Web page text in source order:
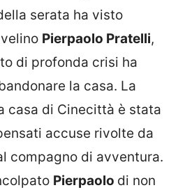
serata ha visto
Pierpaolo Pratelli,
di profonda crisi ha
la casa. La
casa di Cinecittà è stata
accuse rivolte da
compagno di avventura.
Pierpaolo di non